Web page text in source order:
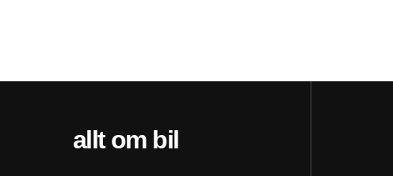
allt om bil